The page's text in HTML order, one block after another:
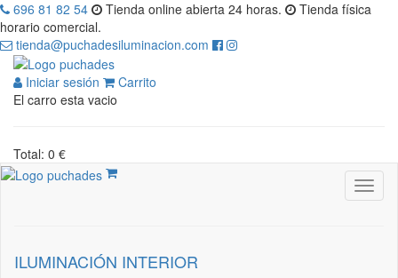
696 81 82 54 Tienda online abierta 24 horas.
Tienda física
horario comercial.
tienda@puchadesiluminacion.com
Iniciar sesión
Carrito
El carro esta vacio
Total: 0 €
ILUMINACIÓN INTERIOR